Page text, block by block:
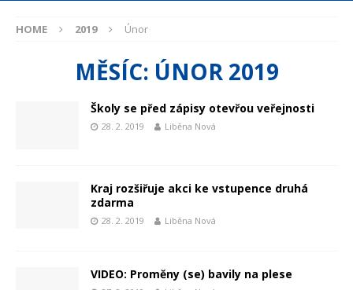
HOME 2019 Únor
MĚSÍC: ÚNOR 2019
Školy se před zápisy otevřou veřejnosti
28. 2. 2019 Liběna Nová
Kraj rozšiřuje akci ke vstupence druhá
zdarma
28. 2. 2019 Liběna Nová
VIDEO: Proměny (se) bavily na plese